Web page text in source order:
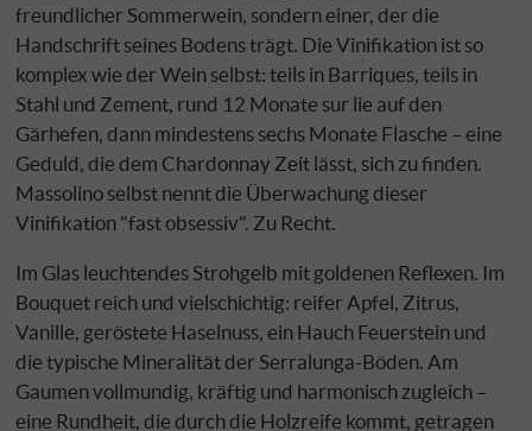
freundlicher Sommerwein, sondern einer, der die
Handschrift seines Bodens trägt. Die Vinifikation ist so
komplex wie der Wein selbst: teils in Barriques, teils in
Stahl und Zement, rund 12 Monate sur lie auf den
Gärhefen, dann mindestens sechs Monate Flasche – eine
Geduld, die dem Chardonnay Zeit lässt, sich zu finden.
Massolino selbst nennt die Überwachung dieser
Vinifikation "fast obsessiv". Zu Recht.
Im Glas leuchtendes Strohgelb mit goldenen Reflexen. Im
Bouquet reich und vielschichtig: reifer Apfel, Zitrus,
Vanille, geröstete Haselnuss, ein Hauch Feuerstein und
die typische Mineralität der Serralunga-Böden. Am
Gaumen vollmundig, kräftig und harmonisch zugleich –
eine Rundheit, die durch die Holzreife kommt, getragen